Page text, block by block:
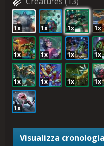
1x 1x 1x 1x
1x 1x 1x 1x
1x 1x 1x 1x
1x
Visualizza